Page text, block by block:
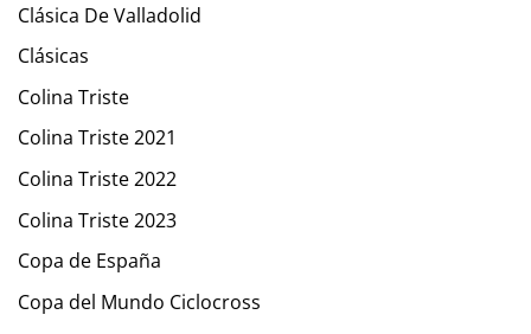
Clásica De Valladolid
Clásicas
Colina Triste
Colina Triste 2021
Colina Triste 2022
Colina Triste 2023
Copa de España
Copa del Mundo Ciclocross